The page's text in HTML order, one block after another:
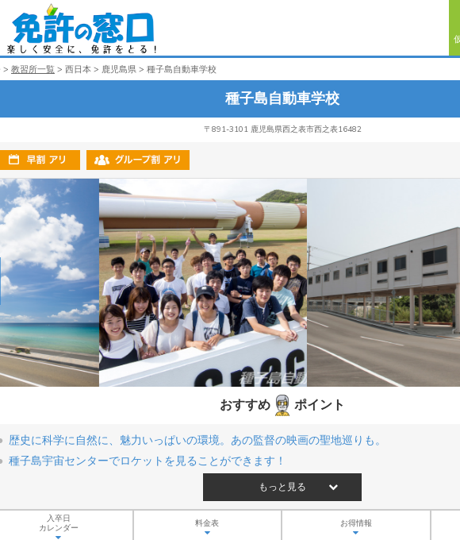
教習所一覧 西日本 鹿児島県 種子島自動車学校
種子島自動車学校
〒891-3101 鹿児島県西之表市西之表16482
おすすめ ポイント
歴史に科学に自然に、魅力いっぱいの環境。あの監督の映画の聖地巡りも。
種子島宇宙センターでロケットを見ることができます！
もっと見る
入卒日
カレンダー
料金表 お得情報